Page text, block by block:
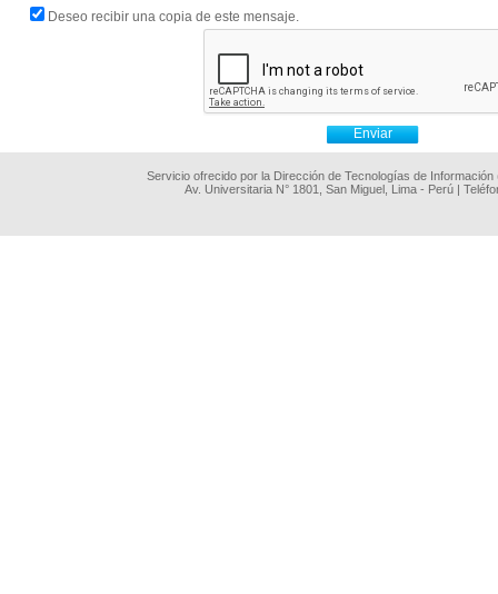
Deseo recibir una copia de este mensaje.
Servicio ofrecido por la Dirección de Tecnologías de
Av. Universitaria N° 1801, San Miguel, Lima - Perú |